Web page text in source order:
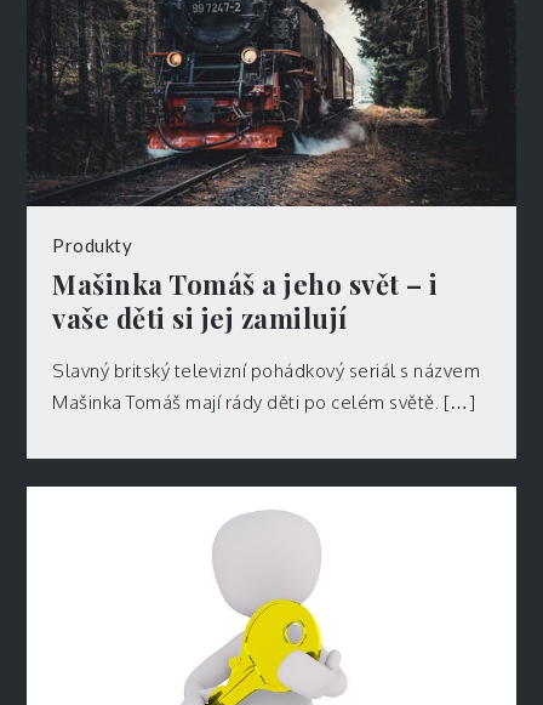
Produkty
Mašinka Tomáš a jeho svět – i
vaše děti si jej zamilují
Slavný britský televizní pohádkový seriál s názvem
Mašinka Tomáš mají rády děti po celém světě. […]